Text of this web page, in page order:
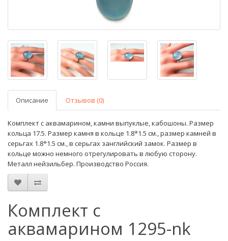
Описание Отзывов (0)
Комплект с аквамарином, камни выпуклые, кабошоны. Размер
кольца 17.5. Размер камня в кольце 1.8*1.5 см., размер камней в
серьгах 1.8*1.5 см., в серьгах занглийский замок. Размер в
кольце можно немного отрегулировать в любую сторону.
Металл нейзильбер. Производство Россия.
Комплект с
аквамарином 1295-nk